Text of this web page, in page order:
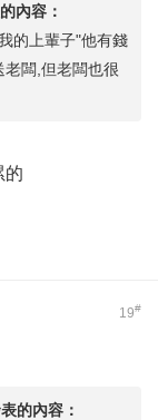
內容：
的上輩子"他有錢
闆,但老闆也很
的
19#
的內容：